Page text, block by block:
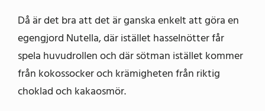
Då är det bra att det är ganska enkelt att göra en
egengjord Nutella, där istället hasselnötter får
spela huvudrollen och där sötman istället kommer
från kokossocker och krämigheten från riktig
choklad och kakaosmör.